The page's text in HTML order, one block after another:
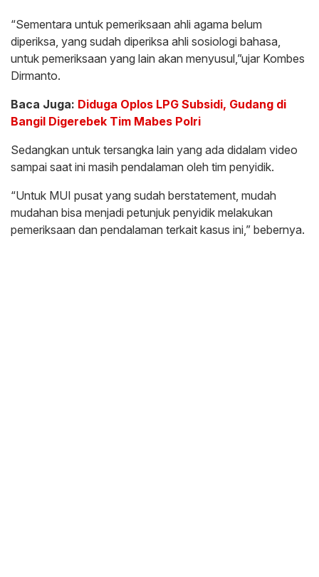
“Sementara untuk pemeriksaan ahli agama belum
diperiksa, yang sudah diperiksa ahli sosiologi bahasa,
untuk pemeriksaan yang lain akan menyusul,”ujar Kombes
Dirmanto.
Baca Juga: Diduga Oplos LPG Subsidi, Gudang di
Bangil Digerebek Tim Mabes Polri
Sedangkan untuk tersangka lain yang ada didalam video
sampai saat ini masih pendalaman oleh tim penyidik.
“Untuk MUI pusat yang sudah berstatement, mudah
mudahan bisa menjadi petunjuk penyidik melakukan
pemeriksaan dan pendalaman terkait kasus ini,” bebernya.